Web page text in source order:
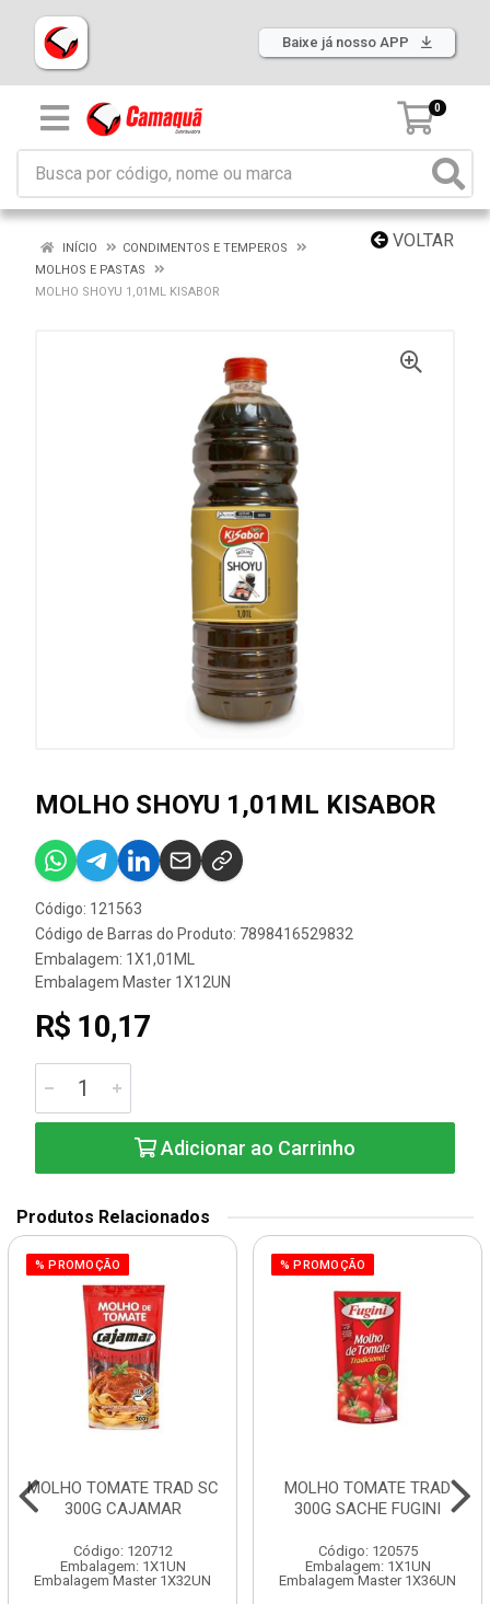
Baixe já nosso APP
0
VOLTAR
INÍCIO
CONDIMENTOS E TEMPEROS
MOLHOS E PASTAS
MOLHO SHOYU 1,01ML KISABOR
MOLHO SHOYU 1,01ML KISABOR
Código: 121563
Código de Barras do Produto: 7898416529832
Embalagem: 1X1,01ML
Embalagem Master 1X12UN
R$ 10,17
Adicionar ao Carrinho
Produtos Relacionados
% PROMOÇÃO
MOLHO TOMATE TRAD SC
300G CAJAMAR
Código: 120712
Embalagem: 1X1UN
Embalagem Master 1X32UN
% PROMOÇÃO
MOLHO TOMATE TRAD
300G SACHE FUGINI
Código: 120575
Embalagem: 1X1UN
Embalagem Master 1X36UN